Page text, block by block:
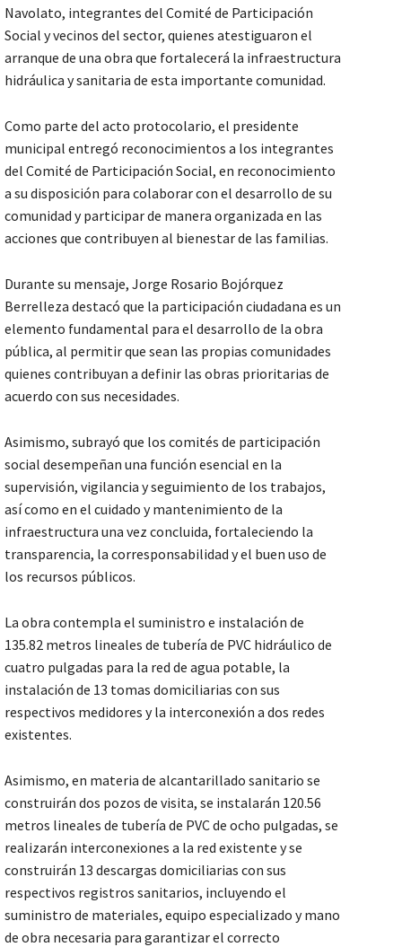
Navolato, integrantes del Comité de Participación
Social y vecinos del sector, quienes atestiguaron el
arranque de una obra que fortalecerá la infraestructura
hidráulica y sanitaria de esta importante comunidad.
Como parte del acto protocolario, el presidente
municipal entregó reconocimientos a los integrantes
del Comité de Participación Social, en reconocimiento
a su disposición para colaborar con el desarrollo de su
comunidad y participar de manera organizada en las
acciones que contribuyen al bienestar de las familias.
Durante su mensaje, Jorge Rosario Bojórquez
Berrelleza destacó que la participación ciudadana es un
elemento fundamental para el desarrollo de la obra
pública, al permitir que sean las propias comunidades
quienes contribuyan a definir las obras prioritarias de
acuerdo con sus necesidades.
Asimismo, subrayó que los comités de participación
social desempeñan una función esencial en la
supervisión, vigilancia y seguimiento de los trabajos,
así como en el cuidado y mantenimiento de la
infraestructura una vez concluida, fortaleciendo la
transparencia, la corresponsabilidad y el buen uso de
los recursos públicos.
La obra contempla el suministro e instalación de
135.82 metros lineales de tubería de PVC hidráulico de
cuatro pulgadas para la red de agua potable, la
instalación de 13 tomas domiciliarias con sus
respectivos medidores y la interconexión a dos redes
existentes.
Asimismo, en materia de alcantarillado sanitario se
construirán dos pozos de visita, se instalarán 120.56
metros lineales de tubería de PVC de ocho pulgadas, se
realizarán interconexiones a la red existente y se
construirán 13 descargas domiciliarias con sus
respectivos registros sanitarios, incluyendo el
suministro de materiales, equipo especializado y mano
de obra necesaria para garantizar el correcto